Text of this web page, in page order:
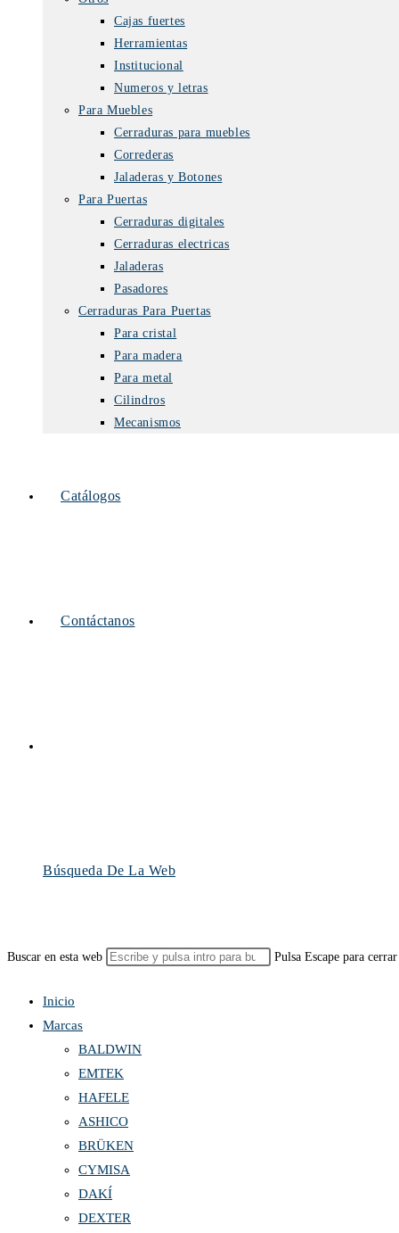
Cajas fuertes
Herramientas
Institucional
Numeros y letras
Para Muebles
Cerraduras para muebles
Correderas
Jaladeras y Botones
Para Puertas
Cerraduras digitales
Cerraduras electricas
Jaladeras
Pasadores
Cerraduras Para Puertas
Para cristal
Para madera
Para metal
Cilindros
Mecanismos
Catálogos
Contáctanos
Búsqueda De La Web
Buscar en esta web Pulsa Escape para
Inicio
Marcas
BALDWIN
EMTEK
HAFELE
ASHICO
BRÜKEN
CYMISA
DAKÍ
DEXTER